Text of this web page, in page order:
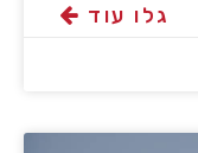
גלו עוד